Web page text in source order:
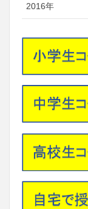
2016年